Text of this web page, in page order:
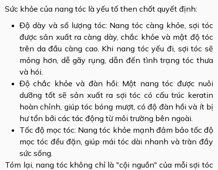
Sức khỏe của nang tóc là yếu tố then chốt quyết định:
Độ dày và số lượng tóc: Nang tóc càng khỏe, sợi tóc
được sản xuất ra càng dày, chắc khỏe và mật độ tóc
trên da đầu càng cao. Khi nang tóc yếu đi, sợi tóc sẽ
mỏng hơn, dễ gãy rụng, dẫn đến tình trạng tóc thưa
và hói.
Độ chắc khỏe và đàn hồi: Một nang tóc được nuôi
dưỡng tốt sẽ sản xuất ra sợi tóc có cấu trúc keratin
hoàn chỉnh, giúp tóc bóng mượt, có độ đàn hồi và ít bị
hư tổn bởi các tác động từ môi trường bên ngoài.
Tốc độ mọc tóc: Nang tóc khỏe mạnh đảm bảo tốc độ
mọc tóc đều đặn, giúp mái tóc dài nhanh và tràn đầy
sức sống.
Tóm lại, nang tóc không chỉ là "cội nguồn" của mỗi sợi tóc